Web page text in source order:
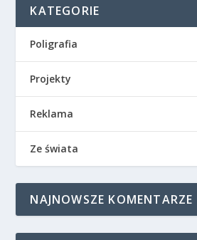
KATEGORIE
Poligrafia
Projekty
Reklama
Ze świata
NAJNOWSZE KOMENTARZE